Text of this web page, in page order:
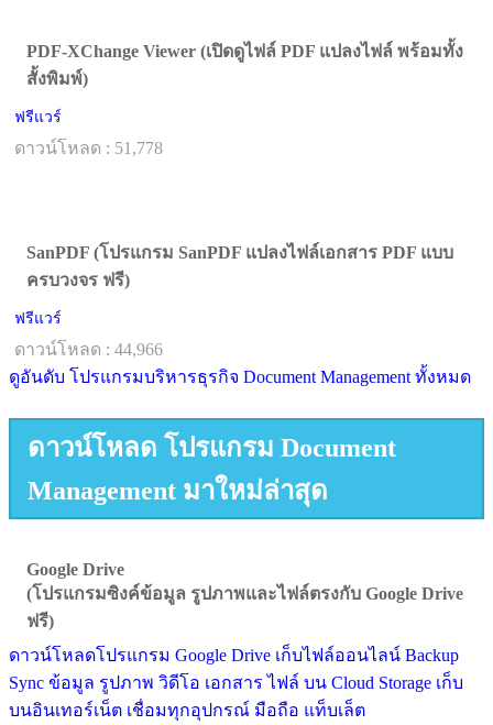
PDF-XChange Viewer (เปิดดูไฟล์ PDF แปลงไฟล์ พร้อมทั้ง
สั้งพิมพ์)
ฟรีแวร์
ดาวน์โหลด : 51,778
SanPDF (โปรแกรม SanPDF แปลงไฟล์เอกสาร PDF แบบ
ครบวงจร ฟรี)
ฟรีแวร์
ดาวน์โหลด : 44,966
ดูอันดับ โปรแกรมบริหารธุรกิจ Document Management ทั้งหมด
ดาวน์โหลด โปรแกรม Document
Management มาใหม่ล่าสุด
Google Drive
(โปรแกรมซิงค์ข้อมูล รูปภาพและไฟล์ตรงกับ Google Drive
ฟรี)
ดาวน์โหลดโปรแกรม Google Drive เก็บไฟล์ออนไลน์ Backup
Sync ข้อมูล รูปภาพ วิดีโอ เอกสาร ไฟล์ บน Cloud Storage เก็บ
บนอินเทอร์เน็ต เชื่อมทุกอุปกรณ์ มือถือ แท็บเล็ต